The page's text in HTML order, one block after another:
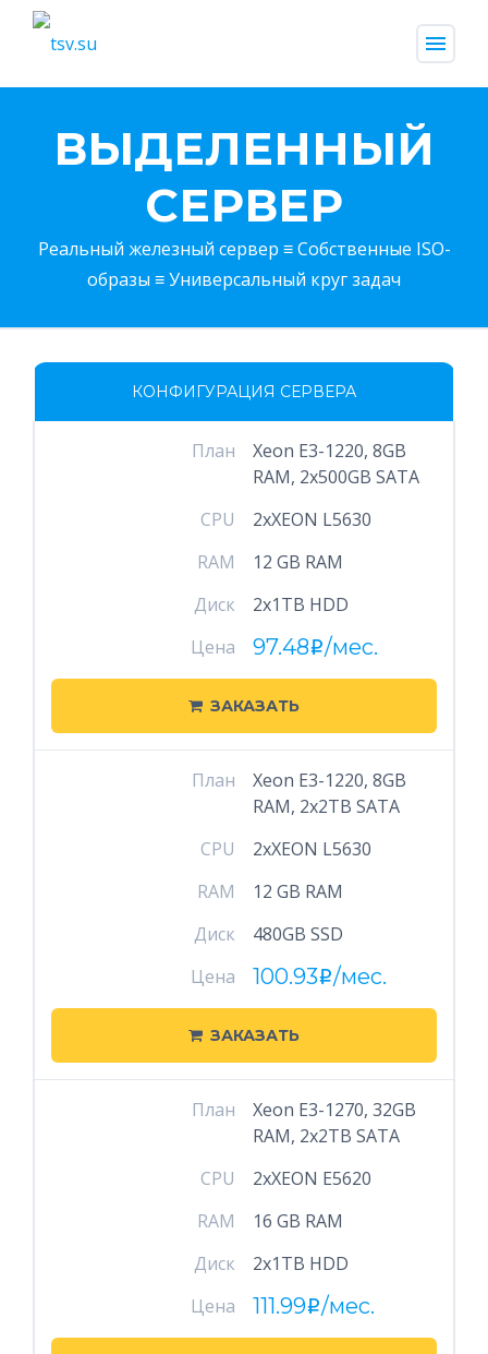
menu
ВЫДЕЛЕННЫЙ
СЕРВЕР
Реальный железный сервер ≡ Собственные ISO-
образы ≡ Универсальный круг задач
КОНФИГУРАЦИЯ СЕРВЕРА
План
Xeon E3-1220, 8GB
RAM, 2x500GB SATA
CPU
2xXEON L5630
RAM
12 GB RAM
Диск
2x1TB HDD
Цена
97.48i/мес.
ЗАКАЗАТЬ
План
Xeon E3-1220, 8GB
RAM, 2x2TB SATA
CPU
2xXEON L5630
RAM
12 GB RAM
Диск
480GB SSD
Цена
100.93i/мес.
ЗАКАЗАТЬ
План
Xeon E3-1270, 32GB
RAM, 2x2TB SATA
CPU
2xXEON E5620
RAM
16 GB RAM
Диск
2x1TB HDD
Цена
111.99i/мес.